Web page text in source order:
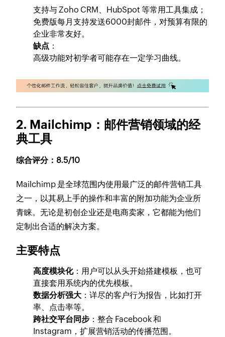
支持与 Zoho CRM、HubSpot 等常用工具集成；
免费版每月支持发送6000封邮件，对预算有限的
企业非常友好。
缺点 ：
高级功能对初学者可能存在一定学习曲线。
2. Mailchimp ：邮件营销领域的经
典工具
综合评分：8.5/10
Mailchimp 是全球范围内使用最广泛的邮件营销工具
之一，以其易上手的操作和丰富的附加功能为企业所
青睐。无论是初创企业还是电商卖家，它都能为他们
定制出合适的解决方案。
主要特点
高度模块化：用户可以从头开始搭建模板，也可
直接套用系统内的优先模板。
数据分析强大 ：详尽的客户行为报告，比如打开
率、点击率等。
跨社交平台同步 ：整合 Facebook 和
Instagram，扩展营销活动的传播范围。